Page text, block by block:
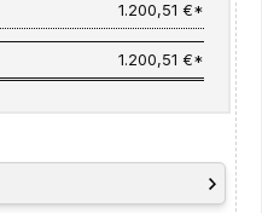
1.200,51 €*
1.200,51 €*